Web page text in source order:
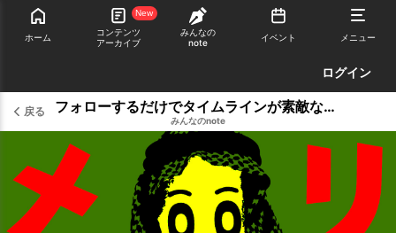
ホーム
New
コンテンツ
アーカイブ
みんなの
note
イベント メニュー
ログイン
戻る フォローするだけでタイムラインが素敵なデザインであふれかえる！せきゆおうが厳選するおすすめのX（旧：Twitter）アカウント25選！
みんなのnote